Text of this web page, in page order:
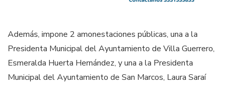
Además, impone 2 amonestaciones públicas, una a la
Presidenta Municipal del Ayuntamiento de Villa Guerrero,
Esmeralda Huerta Hernández, y una a la Presidenta
Municipal del Ayuntamiento de San Marcos, Laura Saraí